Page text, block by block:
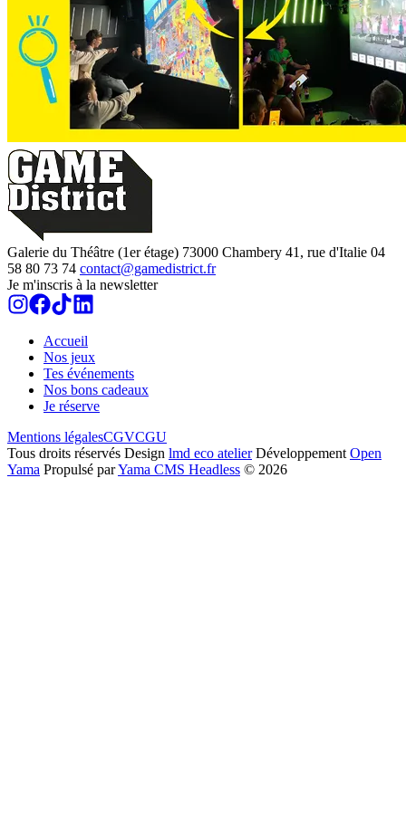
Galerie du Théâtre (1er étage) 73000 Chambery 41, rue d'Italie 04
58 80 73 74 contact@gamedistrict.fr
Je m'inscris à la newsletter
Accueil
Nos jeux
Tes événements
Nos bons cadeaux
Je réserve
Mentions légalesCGVCGU
Tous droits réservés Design lmd eco atelier Développement Open
Yama Propulsé parYama CMS Headless © 2026